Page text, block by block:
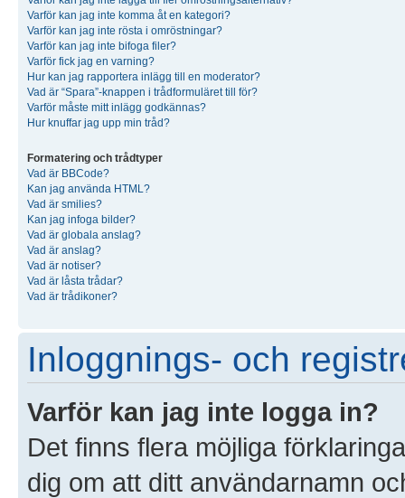
Varför kan jag inte komma åt en kategori?
Varför kan jag inte rösta i omröstningar?
Varför kan jag inte bifoga filer?
Varför fick jag en varning?
Hur kan jag rapportera inlägg till en moderator?
Vad är “Spara”-knappen i trådformuläret till för?
Varför måste mitt inlägg godkännas?
Hur knuffar jag upp min tråd?
Formatering och trådtyper
Vad är BBCode?
Kan jag använda HTML?
Vad är smilies?
Kan jag infoga bilder?
Vad är globala anslag?
Vad är anslag?
Vad är notiser?
Vad är låsta trådar?
Vad är trådikoner?
Inloggnings- och
Varför kan jag inte logga in?
Det finns flera möjliga
dig om att ditt användarnamn